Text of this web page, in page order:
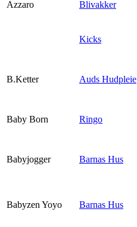
Azzaro Blivakker
Kicks
B.Ketter Auds Hudpleie
Baby Born Ringo
Babyjogger Barnas Hus
Babyzen Yoyo Barnas Hus